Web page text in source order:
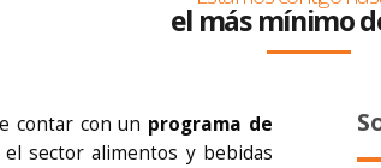
el más mínimo
contar con un programa de
el sector alimentos y bebidas